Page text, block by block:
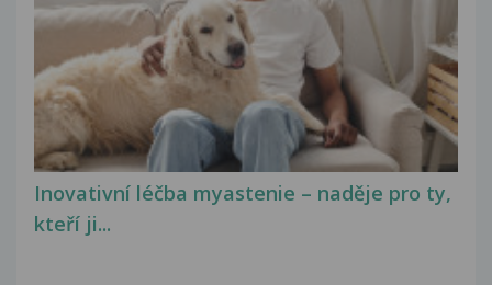
Inovativní léčba myastenie – naděje pro ty,
kteří ji...